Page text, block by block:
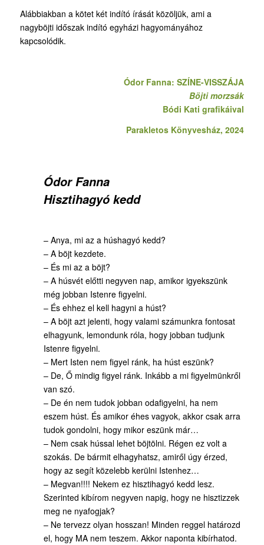
Alábbiakban a kötet két indító írását közöljük, ami a
nagyböjti időszak indító egyházi hagyományához
kapcsolódik.
Ódor Fanna:SZÍNE-VISSZÁJA
Böjti morzsák
Bódi Kati grafikáival
Parakletos Könyvesház, 2024
Ódor Fanna
Hisztihagyó kedd
– Anya, mi az a húshagyó kedd?
– A böjt kezdete.
– És mi az a böjt?
– A húsvét előtti negyven nap, amikor igyekszünk
még jobban Istenre figyelni.
– És ehhez el kell hagyni a húst?
– A böjt azt jelenti, hogy valami számunkra fontosat
elhagyunk, lemondunk róla, hogy jobban tudjunk
Istenre figyelni.
– Mert Isten nem figyel ránk, ha húst eszünk?
– De, Ő mindig figyel ránk. Inkább a mi figyelmünkről
van szó.
– De én nem tudok jobban odafigyelni, ha nem
eszem húst. És amikor éhes vagyok, akkor csak arra
tudok gondolni, hogy mikor eszünk már…
– Nem csak hússal lehet böjtölni. Régen ez volt a
szokás. De bármit elhagyhatsz, amiről úgy érzed,
hogy az segít közelebb kerülni Istenhez…
– Megvan!!!! Nekem ez hisztihagyó kedd lesz.
Szerinted kibírom negyven napig, hogy ne hisztizzek
meg ne nyafogjak?
– Ne tervezz olyan hosszan! Minden reggel határozd
el, hogy MA nem teszem. Akkor naponta kibírhatod.